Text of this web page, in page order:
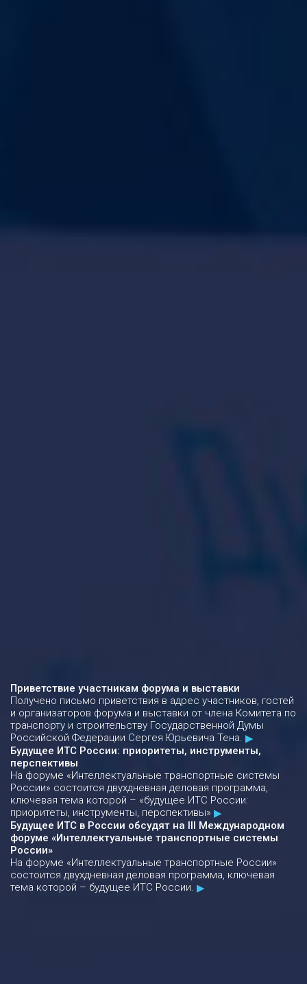
Приветствие участникам форума и выставки
Получено письмо приветствия в адрес участников, гостей
и организаторов форума и выставки от члена Комитета по
транспорту и строительству Государственной Думы
Российской Федерации Сергея Юрьевича Тена.
Будущее ИТС России: приоритеты, инструменты,
перспективы
На форуме «Интеллектуальные транспортные системы
России» состоится двухдневная деловая программа,
ключевая тема которой – «будущее ИТС России:
приоритеты, инструменты, перспективы»
Будущее ИТС в России обсудят на III Международном
форуме «Интеллектуальные транспортные системы
России»
На форуме «Интеллектуальные транспортные России»
состоится двухдневная деловая программа, ключевая
тема которой – будущее ИТС России.